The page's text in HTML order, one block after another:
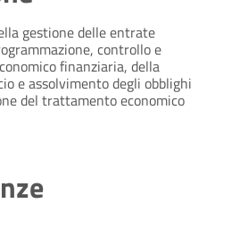
gestione delle entrate
controllo e
finanziaria, della
e assolvimento degli obblighi
del trattamento economico